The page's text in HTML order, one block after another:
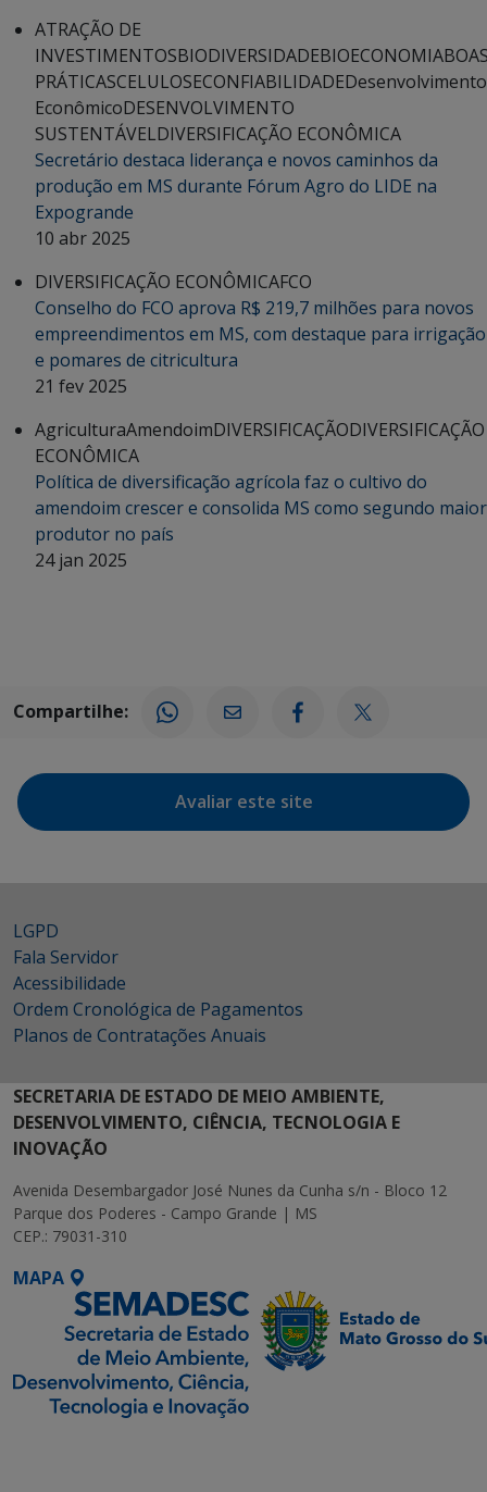
ATRAÇÃO DE
INVESTIMENTOSBIODIVERSIDADEBIOECONOMIA
PRÁTICASCELULOSECONFIABILIDADEDesenvolvimento
EconômicoDESENVOLVIMENTO
SUSTENTÁVELDIVERSIFICAÇÃO ECONÔMICA
Secretário destaca liderança e novos caminhos da
produção em MS durante Fórum Agro do LIDE na
Expogrande
10 abr 2025
DIVERSIFICAÇÃO ECONÔMICAFCO
Conselho do FCO aprova R$ 219,7 milhões para novos
empreendimentos em MS, com destaque para irrigação
e pomares de citricultura
21 fev 2025
AgriculturaAmendoimDIVERSIFICAÇÃODIVERSIFICAÇÃO
ECONÔMICA
Política de diversificação agrícola faz o cultivo do
amendoim crescer e consolida MS como segundo maior
produtor no país
24 jan 2025
Compartilhe:
Avaliar este site
LGPD
Fala Servidor
Acessibilidade
Ordem Cronológica de Pagamentos
Planos de Contratações Anuais
SECRETARIA DE ESTADO DE MEIO AMBIENTE,
DESENVOLVIMENTO, CIÊNCIA, TECNOLOGIA E
INOVAÇÃO
Avenida Desembargador José Nunes da Cunha s/n - Bloco 12
Parque dos Poderes - Campo Grande | MS
CEP.: 79031-310
MAPA